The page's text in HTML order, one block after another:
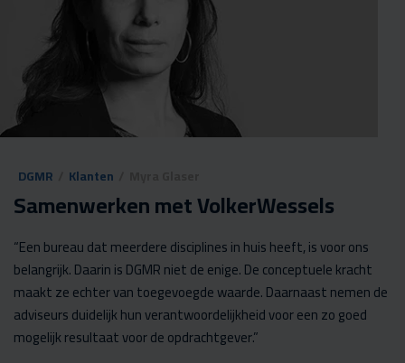
DGMR Klanten
Samenwerken met VolkerWessels
“Een bureau dat meerdere disciplines in huis heeft, is voor ons
belangrijk. Daarin is DGMR niet de enige. De conceptuele kracht
maakt ze echter van toegevoegde waarde. Daarnaast nemen de
adviseurs duidelijk hun verantwoordelijkheid voor een zo goed
mogelijk resultaat voor de opdrachtgever.”